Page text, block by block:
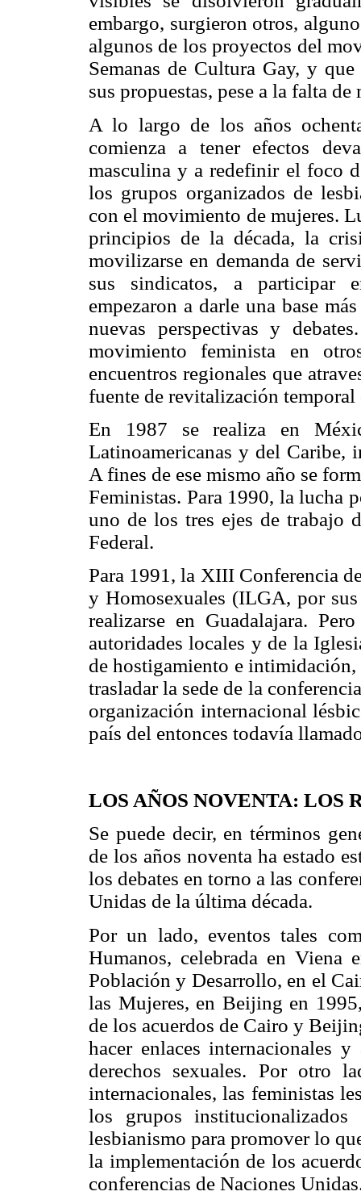
embargo, surgieron otros,
algunos de los proyectos del
Semanas de Cultura Gay, y
sus propuestas, pese a la falta
A lo largo de los años
comienza a tener efectos
masculina y a redefinir el foco
los grupos organizados de
con el movimiento de mujeres.
principios de la década, la
movilizarse en demanda de
sus sindicatos, a participar
empezaron a darle una base
nuevas perspectivas y
movimiento feminista en
encuentros regionales que
fuente de revitalización
En 1987 se realiza en
Latinoamericanas y del Caribe,
A fines de ese mismo año se
Feministas. Para 1990, la lucha
uno de los tres ejes de trabajo
Federal.
Para 1991, la XIII Conferencia
y Homosexuales (ILGA, por
realizarse en Guadalajara.
autoridades locales y de la
de hostigamiento e
trasladar la sede de la
organización internacional
país del entonces todavía
LOS AÑOS NOVENTA: LOS
Se puede decir, en términos
de los años noventa ha estado
los debates en torno a las
Unidas de la última década.
Por un lado, eventos tales
Humanos, celebrada en Viena
Población y Desarrollo, en el
las Mujeres, en Beijing en
de los acuerdos de Cairo y
hacer enlaces internacionales
derechos sexuales. Por otro
internacionales, las feministas
los grupos
lesbianismo para promover lo
la implementación de los
conferencias de Naciones